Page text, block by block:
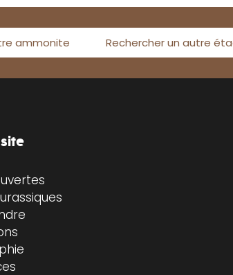
ammonite Rechercher un autre